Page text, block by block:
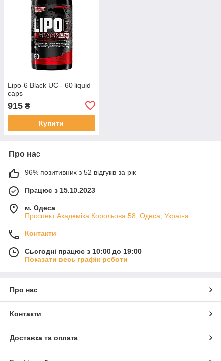
Lipo-6 Black UC - 60 liquid
caps
915 ₴
Купити
Про нас
96% позитивних з 52 відгуків за рік
Працює з 15.10.2023
м. Одеса
Проспект Академіка Корольова 58, Одеса, Україна
Контакти
Сьогодні працює з 10:00 до 19:00
Показати весь графік роботи
Про нас
Контакти
Доставка та оплата